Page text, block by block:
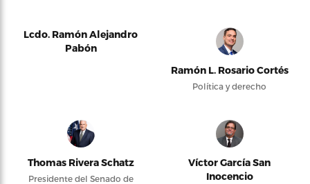
Lcdo. Ramón Alejandro
Pabón
Ramón L. Rosario Cortés
Política y derecho
Thomas Rivera Schatz
Presidente del Senado de
Víctor García San
Inocencio